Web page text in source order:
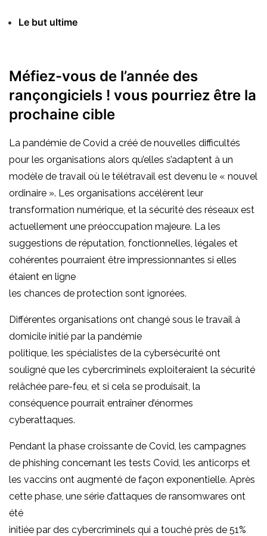
Le but ultime
Méfiez-vous de l’année des
rançongiciels ! vous pourriez être la
prochaine cible
La pandémie de Covid a créé de nouvelles difficultés
pour les organisations alors qu’elles s’adaptent à un
modèle de travail où le télétravail est devenu le « nouvel
ordinaire ». Les organisations accélèrent leur
transformation numérique, et la sécurité des réseaux est
actuellement une préoccupation majeure. La les
suggestions de réputation, fonctionnelles, légales et
cohérentes pourraient être impressionnantes si elles
étaient en ligne
les chances de protection sont ignorées.
Différentes organisations ont changé sous le travail à
domicile initié par la pandémie
politique, les spécialistes de la cybersécurité ont
souligné que les cybercriminels exploiteraient la sécurité
relâchée pare-feu, et si cela se produisait, la
conséquence pourrait entraîner d’énormes
cyberattaques.
Pendant la phase croissante de Covid, les campagnes
de phishing concernant les tests Covid, les anticorps et
les vaccins ont augmenté de façon exponentielle. Après
cette phase, une série d’attaques de ransomwares ont
été
initiée par des cybercriminels qui a touché près de 51%